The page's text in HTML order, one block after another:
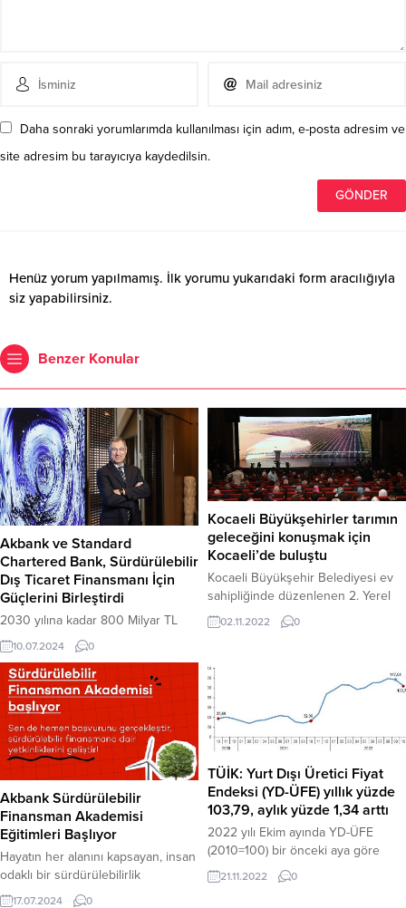
Daha sonraki yorumlarımda kullanılması için adım, e-posta adresim ve
site adresim bu tarayıcıya kaydedilsin.
Henüz yorum yapılmamış. İlk yorumu yukarıdaki form aracılığıyla
siz yapabilirsiniz.
Benzer Konular
Akbank ve Standard
Chartered Bank, Sürdürülebilir
Dış Ticaret Finansmanı İçin
Güçlerini Birleştirdi
2030 yılına kadar 800 Milyar TL
sürdürülebilir kredi finansmanı
sağlama hedefiyle sürdürülebilir
finansman alanında öncü çalışmalar
yürüten Akbank, sürdürülebilirlik
odağındaki ürün ve hizmetlerini
genişletiyor.
10.07.2024 0
Kocaeli Büyükşehirler tarımın
geleceğini konuşmak için
Kocaeli’de buluştu
Kocaeli Büyükşehir Belediyesi ev
sahipliğinde düzenlenen 2. Yerel
Yönetimler ve Tarım Çalıştayı, 30
büyükşehir belediyesini ortak
getirdi Uluslararası Tarım Şehirleri
Birliği (Agricities) tarafından Kocaeli
Büyükşehir Belediyesi ev
sahipliğinde düzenlenen 2. Yerel
Yönetimler ve Tarım Çalıştayı
belediyesinin katılımıyla
düzenlenen çalıştay, bilgi
paylaşımı...
02.11.2022 0
Akbank Sürdürülebilir
Finansman Akademisi
Eğitimleri Başlıyor
Hayatın her alanını kapsayan, insan
odaklı bir sürdürülebilirlik
yaklaşımını benimseyen
17.07.2024 0
TÜİK: Yurt Dışı Üretici Fiyat
Endeksi (YD-ÜFE) yıllık yüzde
103,79, aylık yüzde 1,34 arttı
2022 yılı Ekim ayında YD-ÜFE
(2010=100) bir önceki aya göre
1,34, bir önceki yılın Aralık ayına
göre 42,61, bir önceki yılın aynı
21.11.2022 0